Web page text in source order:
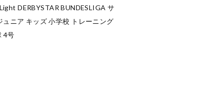
DERBYSTAR BUNDESLIGA サ
ニア キッズ 小学校 トレーニング
4号